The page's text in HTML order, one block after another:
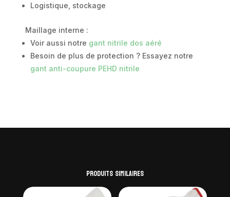
Logistique, stockage
Maillage interne :
Voir aussi notre gant nitrile dos aéré
Besoin de plus de protection ? Essayez notre
gant anti-coupure PEHD nitrile
Produits similaires